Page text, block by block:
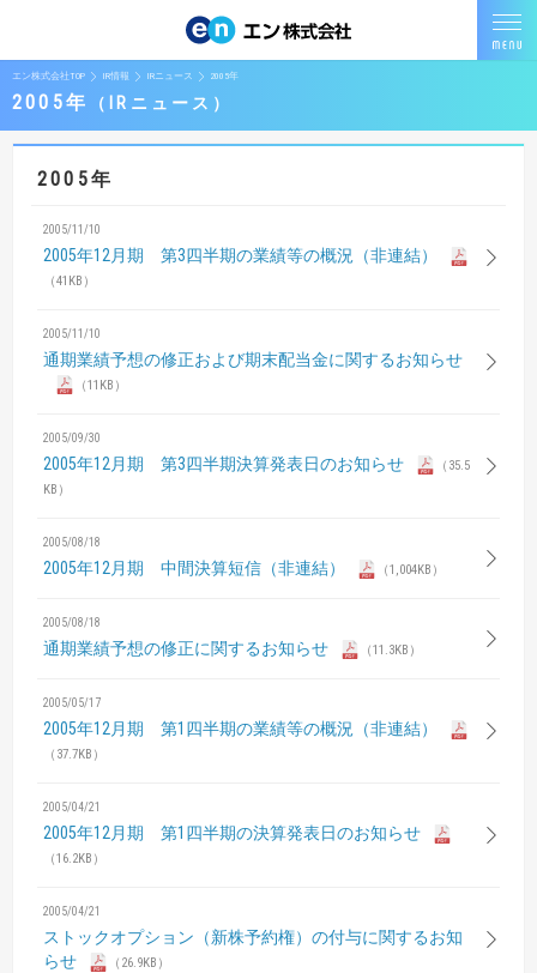
エン株式会社TOP IR情報 IRニュース 2005年
2005年 IRニュース
2005年
2005/11/10
2005年12月期 第3四半期の業績等の概況（非連結）
（41KB）
2005/11/10
通期業績予想の修正および期末配当金に関するお知らせ
（11KB）
2005/09/30
2005年12月期 第3四半期決算発表日のお知らせ
（35.5
KB）
2005/08/18
2005年12月期 中間決算短信（非連結） （1,004KB）
2005/08/18
通期業績予想の修正に関するお知らせ （11.3KB）
2005/05/17
2005年12月期 第1四半期の業績等の概況（非連結）
（37.7KB）
2005/04/21
2005年12月期 第1四半期の決算発表日のお知らせ
（16.2KB）
2005/04/21
ストックオプション（新株予約権）の付与に関するお知
らせ
（26.9KB）